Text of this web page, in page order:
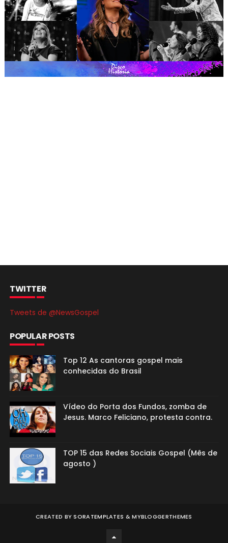
TWITTER
Tweets de @NewsGospel
POPULAR POSTS
Top 12 As cantoras gospel mais
conhecidas do Brasil
Vídeo do Porta dos Fundos, zomba de
Jesus. Marco Feliciano, protesta contra.
TOP 15 das Redes Sociais Gospel (Mês de
agosto )
CREATED BYSORATEMPLATES &MYBLOGGERTHEMES